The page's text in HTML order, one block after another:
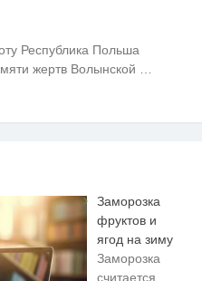
Республика Польша
жертв Волынской
Заморозка
фруктов и
ягод на зиму
Заморозка
считается